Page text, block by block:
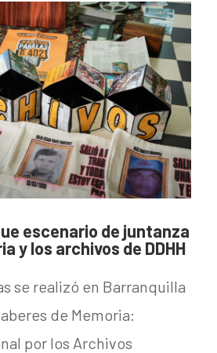
escenario de juntanza
y los archivos de DDHH
se realizó en Barranquilla
de Memoria:
por los Archivos